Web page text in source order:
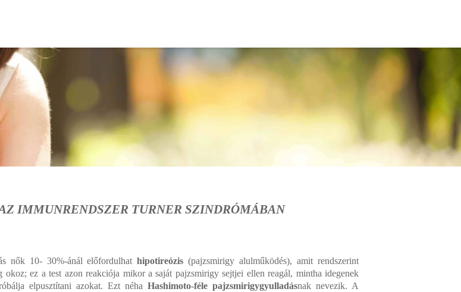
IMMUNRENDSZER TURNER SZINDRÓMÁBAN
nők 10- 30%-ánál előfordulhathipotireózis (pajzsmirigy alulműködés), amit rendszerint
okoz; ez a test azon reakciója mikor a saját pajzsmirigy sejtjei ellen reagál, mintha idegenek
elpusztítani azokat. Ezt néha Hashimoto-féle pajzsmirigygyulladásnak nevezik. A